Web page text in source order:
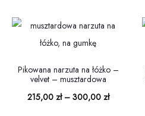
215,00 zł
Pikowana narzuta na łóżko –
velvet – musztardowa
215,00 zł – 300,00 złZakres